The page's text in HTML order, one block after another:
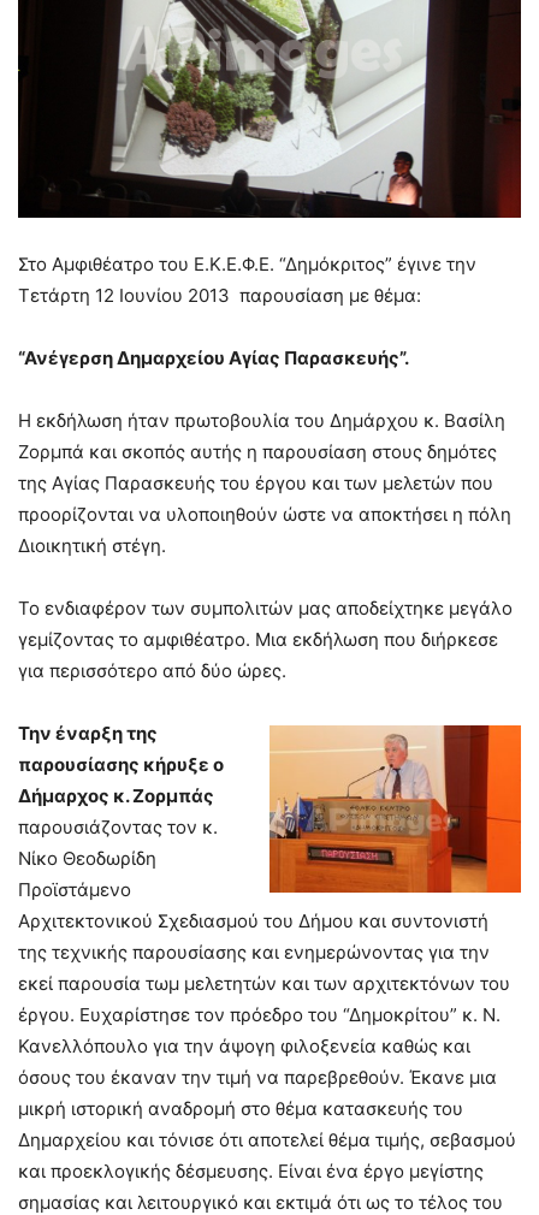
Στο Αμφιθέατρο του Ε.Κ.Ε.Φ.Ε. “Δημόκριτος” έγινε την
Τετάρτη 12 Ιουνίου 2013 παρουσίαση με θέμα:
“Ανέγερση Δημαρχείου Αγίας Παρασκευής”.
Η εκδήλωση ήταν πρωτοβουλία του Δημάρχου κ. Βασίλη
Ζορμπά και σκοπός αυτής η παρουσίαση στους δημότες
της Αγίας Παρασκευής του έργου και των μελετών που
προορίζονται να υλοποιηθούν ώστε να αποκτήσει η πόλη
Διοικητική στέγη.
Το ενδιαφέρον των συμπολιτών μας αποδείχτηκε μεγάλο
γεμίζοντας το αμφιθέατρο. Μια εκδήλωση που διήρκεσε
για περισσότερο από δύο ώρες.
Την έναρξη της
παρουσίασης κήρυξε ο
Δήμαρχος κ. Ζορμπάς
παρουσιάζοντας τον κ.
Νίκο Θεοδωρίδη
Προϊστάμενο
Αρχιτεκτονικού Σχεδιασμού του Δήμου και συντονιστή
της τεχνικής παρουσίασης και ενημερώνοντας για την
εκεί παρουσία τωμ μελετητών και των αρχιτεκτόνων του
έργου. Ευχαρίστησε τον πρόεδρο του “Δημοκρίτου” κ. Ν.
Κανελλόπουλο για την άψογη φιλοξενεία καθώς και
όσους του έκαναν την τιμή να παρεβρεθούν. Έκανε μια
μικρή ιστορική αναδρομή στο θέμα κατασκευής του
Δημαρχείου και τόνισε ότι αποτελεί θέμα τιμής, σεβασμού
και προεκλογικής δέσμευσης. Είναι ένα έργο μεγίστης
σημασίας και λειτουργικό και εκτιμά ότι ως το τέλος του